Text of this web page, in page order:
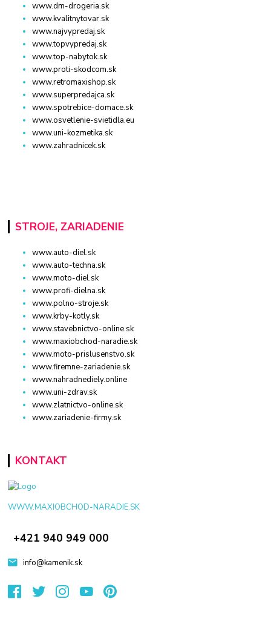
www.dm-drogeria.sk
www.kvalitnytovar.sk
www.najvypredaj.sk
www.topvypredaj.sk
www.top-nabytok.sk
www.proti-skodcom.sk
www.retromaxishop.sk
www.superpredajca.sk
www.spotrebice-domace.sk
www.osvetlenie-svietidla.eu
www.uni-kozmetika.sk
www.zahradnicek.sk
STROJE, ZARIADENIE
www.auto-diel.sk
www.auto-techna.sk
www.moto-diel.sk
www.profi-dielna.sk
www.polno-stroje.sk
www.krby-kotly.sk
www.stavebnictvo-online.sk
www.maxiobchod-naradie.sk
www.moto-prislusenstvo.sk
www.firemne-zariadenie.sk
www.nahradnediely.online
www.uni-zdrav.sk
www.zlatnictvo-online.sk
www.zariadenie-firmy.sk
KONTAKT
WWW.MAXIOBCHOD-NARADIE.SK
+421 940 949 000
info@kamenik.sk